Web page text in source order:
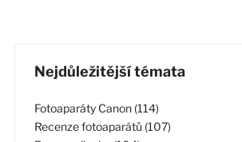
Nejdůležitější témata
Fotoaparáty Canon (114)
Recenze fotoaparátů (107)